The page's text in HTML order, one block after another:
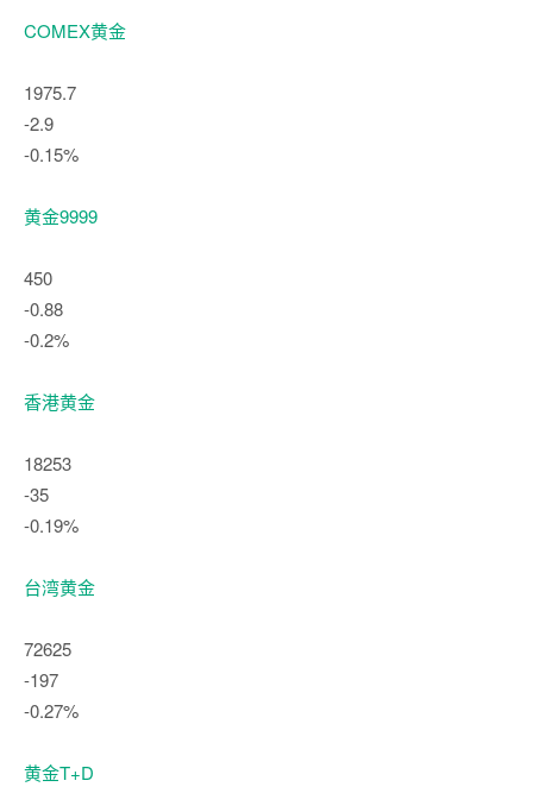
COMEX黄金
1975.7
-2.9
-0.15%
黄金9999
450
-0.88
-0.2%
香港黄金
18253
-35
-0.19%
台湾黄金
72625
-197
-0.27%
黄金T+D